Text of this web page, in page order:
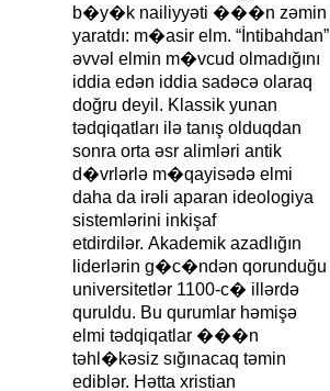
b�y�k nailiyyəti ���n zəmin
yaratdı: m�asir elm. “İntibahdan”
əvvəl elmin m�vcud olmadığını
iddia edən iddia sadəcə olaraq
doğru deyil. Klassik yunan
tədqiqatları ilə tanış olduqdan
sonra orta əsr alimləri antik
d�vrlərlə m�qayisədə elmi
daha da irəli aparan ideologiya
sistemlərini inkişaf
etdirdilər. Akademik azadlığın
liderlərin g�c�ndən qorunduğu
universitetlər 1100-c� illərdə
quruldu. Bu qurumlar həmişə
elmi tədqiqatlar ���n
təhl�kəsiz sığınacaq təmin
ediblər. Hətta xristian